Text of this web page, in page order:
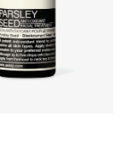
أمنيات تتلألأ مع النجوم